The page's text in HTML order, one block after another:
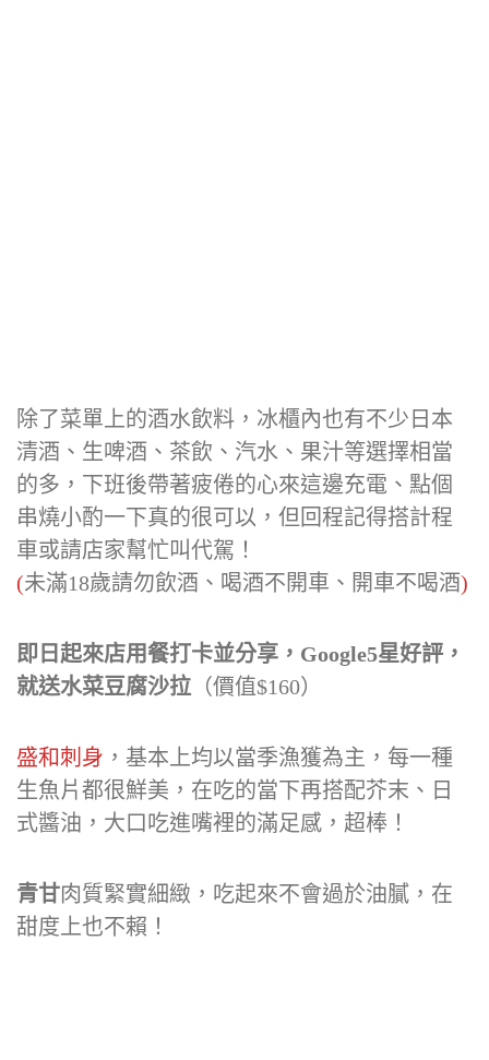
除了菜單上的酒水飲料，冰櫃內也有不少日本
清酒、生啤酒、茶飲、汽水、果汁等選擇相當
的多，下班後帶著疲倦的心來這邊充電、點個
串燒小酌一下真的很可以，但回程記得搭計程
車或請店家幫忙叫代駕！
(未滿18歲請勿飲酒、喝酒不開車、開車不喝酒)
即日起來店用餐打卡並分享，Google5星好評，
就送水菜豆腐沙拉 （價值$160）
盛和刺身 ，基本上均以當季漁獲為主，每一種
生魚片都很鮮美，在吃的當下再搭配芥末、日
式醬油，大口吃進嘴裡的滿足感，超棒！
青甘肉質緊實細緻，吃起來不會過於油膩，在
甜度上也不賴！